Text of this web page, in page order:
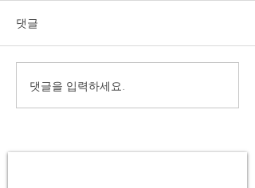
댓글
댓글을 입력하세요.